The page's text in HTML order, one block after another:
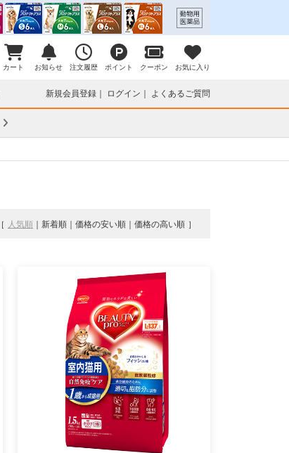
カート お知らせ 注文履歴 ポイント クーポン お気に入り
新規会員登録 ログイン よくあるご質問
人気順 新着順 価格の安い順 価格の高い順